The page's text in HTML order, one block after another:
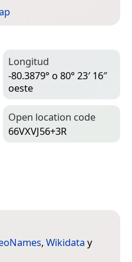
Longitud
-80.3879° o 80° 23′ 16″
oeste
Open location code
66VXVJ56+3R
, Wikidata y